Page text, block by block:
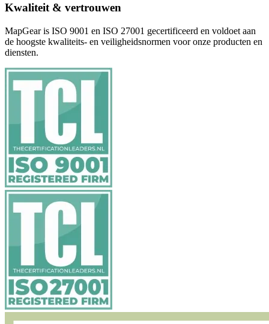
Kwaliteit & vertrouwen
MapGear is ISO 9001 en ISO 27001 gecertificeerd en voldoet aan
de hoogste kwaliteits- en veiligheidsnormen voor onze producten en
diensten.